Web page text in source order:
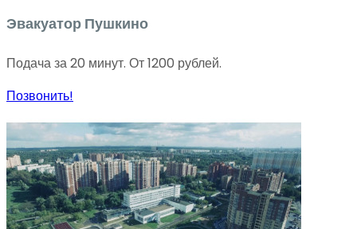
Эвакуатор Пушкино
Подача за 20 минут. От 1200 рублей.
Позвонить!